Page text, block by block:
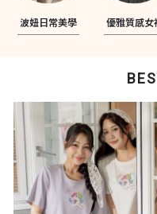
波妞日常美學 優雅質感女